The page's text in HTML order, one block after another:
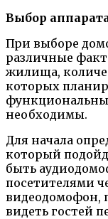
Выбор
При выборе
различные
жилища,
которых
необходимы.
Для начала
который
быть
посетителями
видеодомофон,
видеть гостей